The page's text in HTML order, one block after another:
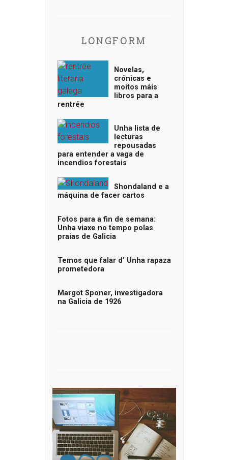
LONGFORM
Novelas,
crónicas e
moitos máis
libros para a
rentrée
Unha lista de
lecturas
repousadas
para entender a vaga de
incendios forestais
Shondaland e a
máquina de facer cartos
Fotos para a fin de semana:
Unha viaxe no tempo polas
praias de Galicia
Temos que falar d’ Unha rapaza
prometedora
Margot Sponer, investigadora
na Galicia de 1926